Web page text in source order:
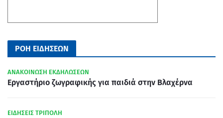
ΡΟΗ ΕΙΔΗΣΕΩΝ
ΑΝΑΚΟΙΝΩΣΗ ΕΚΔΗΛΩΣΕΩΝ
Εργαστήριο ζωγραφικής για παιδιά στην Βλαχέρνα
ΕΙΔΗΣΕΙΣ ΤΡΙΠΟΛΗ